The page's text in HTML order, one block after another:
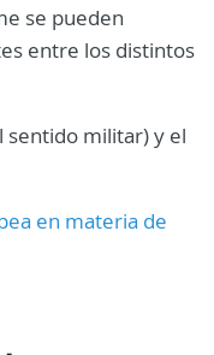
se pueden
entre los distintos
sentido militar) y el
en materia de